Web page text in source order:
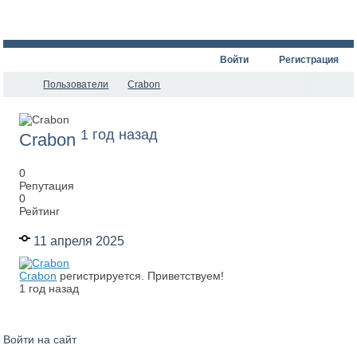
Войти Регистрация
Пользователи Crabon
Crabon 1 год назад
0
Репутация
0
Рейтинг
11 апреля 2025
Crabon регистрируется. Приветствуем!
1 год назад
Войти на сайт